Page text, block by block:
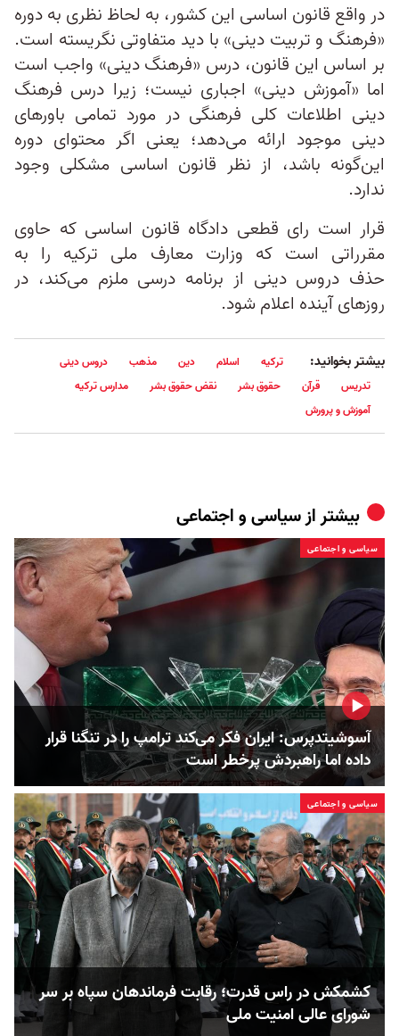
در واقع قانون اساسی این کشور، به لحاظ نظری به دوره
«فرهنگ و تربیت دینی» با دید متفاوتی نگریسته است.
بر اساس این قانون، درس «فرهنگ دینی» واجب است
اما «آموزش دینی» اجباری نیست؛ زیرا درس فرهنگ
دینی اطلاعات کلی فرهنگی در مورد تمامی باورهای
دینی موجود ارائه می‌دهد؛ یعنی اگر محتوای دوره
این‌گونه باشد، از نظر قانون اساسی مشکلی وجود
ندارد.
قرار است رای قطعی دادگاه قانون اساسی که حاوی
مقرراتی است که وزارت معارف ملی ترکیه را به
حذف دروس دینی از برنامه درسی ملزم می‌کند، در
روزهای آینده اعلام شود.
بیشتر بخوانید: ترکیه اسلام دین مذهب
دروس دینی
تدریس
قرآن حقوق بشر نقض حقوق بشر
مدارس ترکیه
آموزش و پرورش
بیشتر ازسیاسی و اجتماعی
سیاسی و اجتماعی
آسوشیتدپرس: ایران فکر می‌کند ترامپ را در تنگنا قرار
داده‌ اما راهبردش پرخطر است
سیاسی و اجتماعی
کشمکش در راس قدرت؛ رقابت فرماندهان سپاه بر سر
شورای عالی امنیت ملی